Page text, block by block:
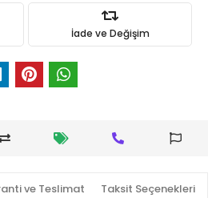
İade ve Değişim
ve Teslimat Taksit Seçenekleri